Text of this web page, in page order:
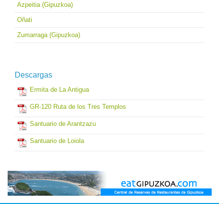
Azpeitia (Gipuzkoa)
Oñati
Zumarraga (Gipuzkoa)
Descargas
Ermita de La Antigua
GR-120 Ruta de los Tres Templos
Santuario de Arantzazu
Santuario de Loiola